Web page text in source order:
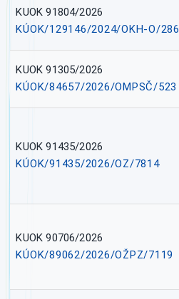
KUOK 91804/2026
KÚOK/129146/2024/OKH-O/286
KUOK 91305/2026
KÚOK/84657/2026/OMPSČ/523
KUOK 91435/2026
KÚOK/91435/2026/OZ/7814
KUOK 90706/2026
KÚOK/89062/2026/OŽPZ/7119